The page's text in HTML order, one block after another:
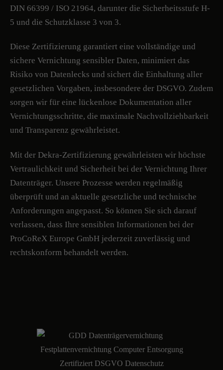
DIN 66399 / ISO 21964, darunter die Sicherheitsstufe H-
5 und die Schutzklasse 3 von 3.
Diese Zertifizierung garantiert eine vollständige und
sichere Vernichtung sensibler Daten, minimiert das
Risiko von Datenlecks und sichert die Einhaltung aller
gesetzlichen Vorgaben, insbesondere der DSGVO. Zudem
sorgen wir für eine lückenlose Dokumentation aller
Vernichtungsschritte, die maximale Nachvollziehbarkeit
und Transparenz gewährleistet.
Mit der Dekra-Zertifizierung gewährleisten wir höchste
Vertraulichkeit und Sicherheit bei der Vernichtung Ihrer
Datenträger. Unsere Prozesse werden regelmäßig
überprüft und an aktuelle gesetzliche und technische
Anforderungen angepasst. So können Sie sich darauf
verlassen, dass Ihre sensiblen Informationen bei der
ProCoReX Europe GmbH jederzeit zuverlässig und
rechtskonform behandelt werden.